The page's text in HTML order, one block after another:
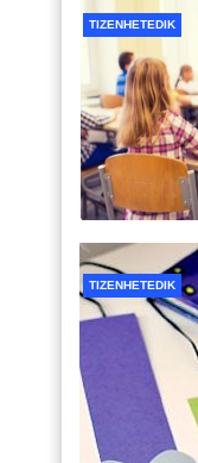
TIZENHETEDIK
TIZENHETEDIK